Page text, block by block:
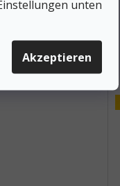
unten
Akzeptieren
#sizes_table#